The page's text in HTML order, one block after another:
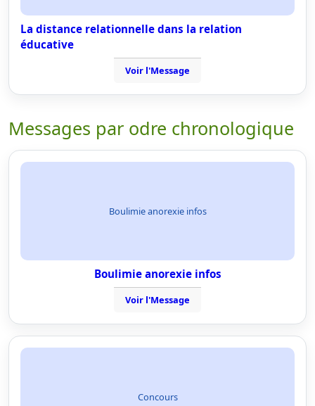
La distance relationnelle dans la relation
éducative
Voir l'Message
Messages par odre chronologique
Boulimie anorexie infos
Boulimie anorexie infos
Voir l'Message
Concours